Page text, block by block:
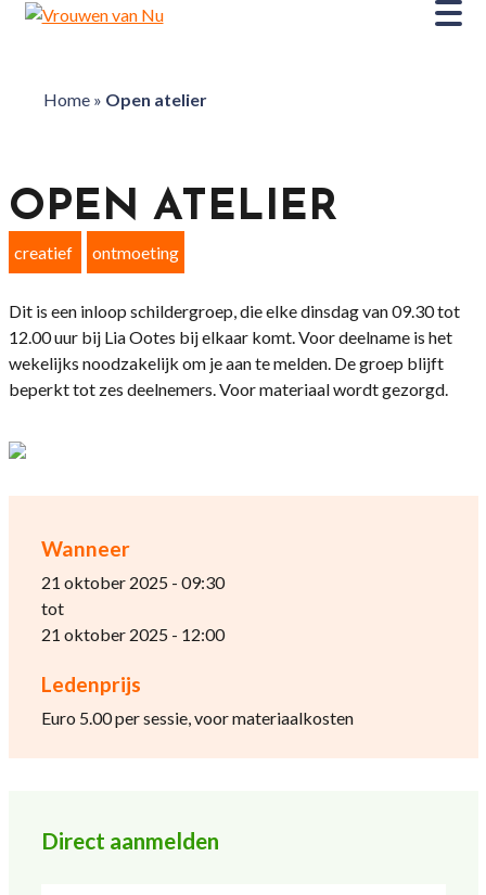
Home» Open atelier
Wanneer
21 oktober 2025 - 09:30
tot
21 oktober 2025 - 12:00
Ledenprijs
Euro 5.00 per sessie, voor materiaalkosten
Direct aanmelden
OPEN ATELIER
creatief ontmoeting
Dit is een inloop schildergroep, die elke dinsdag van 09.30 tot
12.00 uur bij Lia Ootes bij elkaar komt. Voor deelname is het
wekelijks noodzakelijk om je aan te melden. De groep blijft
beperkt tot zes deelnemers. Voor materiaal wordt gezorgd.